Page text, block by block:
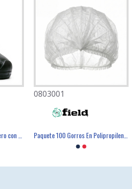
0803001